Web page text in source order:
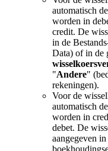
automatisch
worden in
credit. De
in de
Data) of in de
"Andere"
rekeningen).
Voor de
automatisch
worden in
debet. De
aangegeven